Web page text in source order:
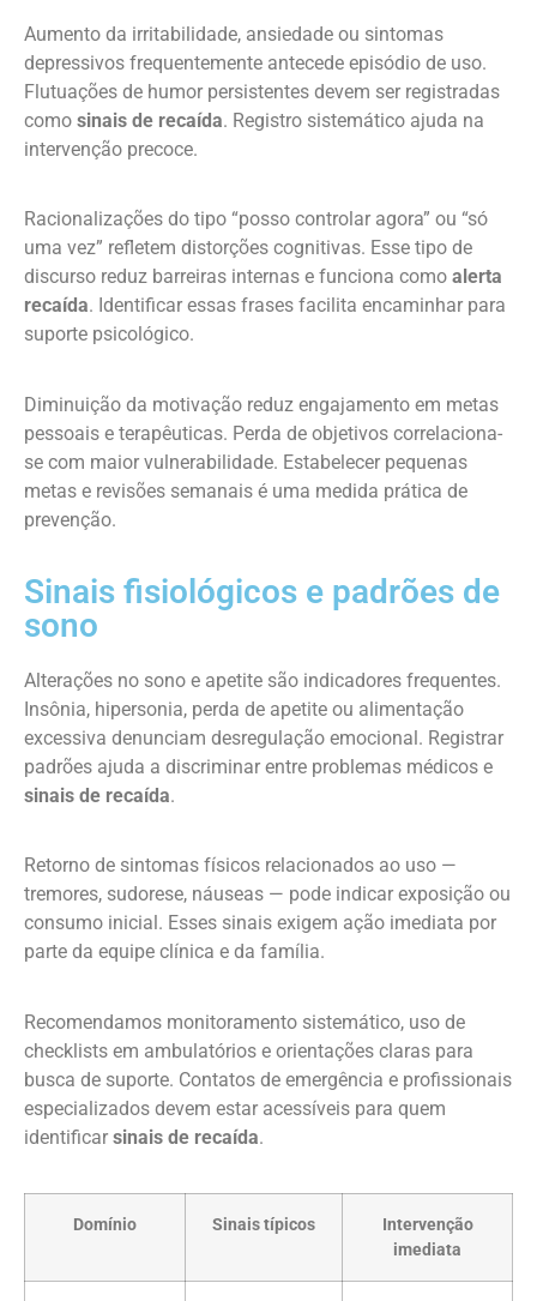
Aumento da irritabilidade, ansiedade ou sintomas
depressivos frequentemente antecede episódio de uso.
Flutuações de humor persistentes devem ser registradas
como sinais de recaída. Registro sistemático ajuda na
intervenção precoce.
Racionalizações do tipo “posso controlar agora” ou “só
uma vez” refletem distorções cognitivas. Esse tipo de
discurso reduz barreiras internas e funciona como alerta
recaída. Identificar essas frases facilita encaminhar para
suporte psicológico.
Diminuição da motivação reduz engajamento em metas
pessoais e terapêuticas. Perda de objetivos correlaciona-
se com maior vulnerabilidade. Estabelecer pequenas
metas e revisões semanais é uma medida prática de
prevenção.
Sinais fisiológicos e padrões de
sono
Alterações no sono e apetite são indicadores frequentes.
Insônia, hipersonia, perda de apetite ou alimentação
excessiva denunciam desregulação emocional. Registrar
padrões ajuda a discriminar entre problemas médicos e
sinais de recaída.
Retorno de sintomas físicos relacionados ao uso —
tremores, sudorese, náuseas — pode indicar exposição ou
consumo inicial. Esses sinais exigem ação imediata por
parte da equipe clínica e da família.
Recomendamos monitoramento sistemático, uso de
checklists em ambulatórios e orientações claras para
busca de suporte. Contatos de emergência e profissionais
especializados devem estar acessíveis para quem
identificar sinais de recaída.
Domínio Sinais típicos
Intervenção
imediata